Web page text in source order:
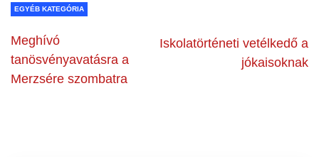
EGYÉB KATEGÓRIA
Meghívó
tanösvényavatásra a
Merzsére szombatra
Iskolatörténeti vetélkedő a
jókaisoknak